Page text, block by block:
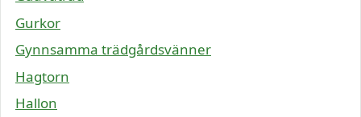
Gurkor
Gynnsamma trädgårdsvänner
Hagtorn
Hallon